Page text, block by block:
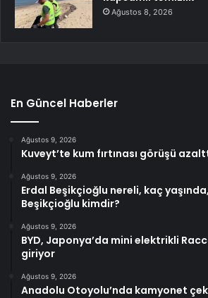
Ağustos 8, 2026
En Güncel Haberler
Ağustos 9, 2026
Kuveyt’te kum fırtınası görüşü
Ağustos 9, 2026
Erdal Beşikçioğlu nereli, kaç yaşında,
Beşikçioğlu kimdir?
Ağustos 9, 2026
BYD, Japonya’da mini elektrikli
giriyor
Ağustos 9, 2026
Anadolu Otoyolu’nda kamyonet